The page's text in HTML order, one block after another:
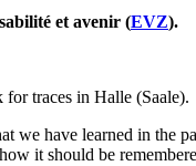
et avenir (EVZ).
traces in Halle (Saale).
we have learned in the
it should be